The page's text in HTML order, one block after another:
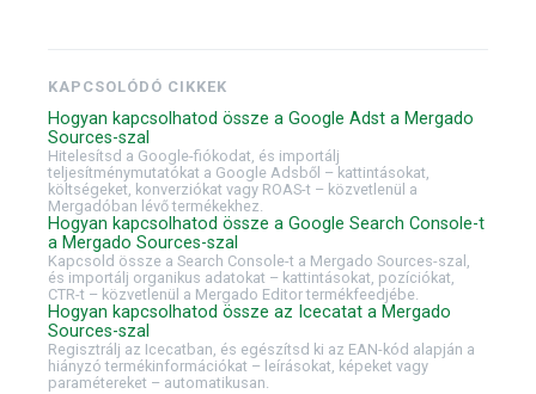
KAPCSOLÓDÓ CIKKEK
Hogyan kapcsolhatod össze a Google Adst a Mergado
Sources-szal
Hitelesítsd a Google-fiókodat, és importálj
teljesítménymutatókat a Google Adsből – kattintásokat,
költségeket, konverziókat vagy ROAS-t – közvetlenül a
Mergadóban lévő termékekhez.
Hogyan kapcsolhatod össze a Google Search Console-t
a Mergado Sources-szal
Kapcsold össze a Search Console-t a Mergado Sources-szal,
és importálj organikus adatokat – kattintásokat, pozíciókat,
CTR-t – közvetlenül a Mergado Editor termékfeedjébe.
Hogyan kapcsolhatod össze az Icecatat a Mergado
Sources-szal
Regisztrálj az Icecatban, és egészítsd ki az EAN-kód alapján a
hiányzó termékinformációkat – leírásokat, képeket vagy
paramétereket – automatikusan.